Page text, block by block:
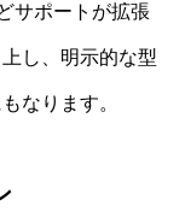
サポートが拡張
し、明示的な型
なります。